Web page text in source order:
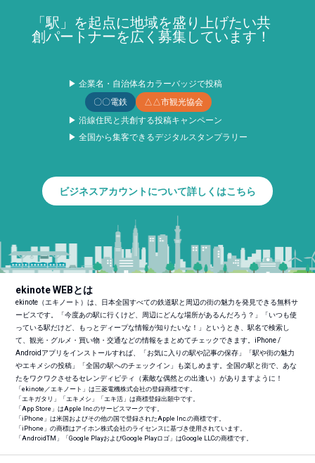
「駅」を起点に地域を盛り上げたい共
創パートナーを広く募集しています！
▶ 企業名・自治体名カラーバッジで投稿
〇〇電鉄
△△市観光協会
▶ 沿線住民と共創する投稿キャンペーン
▶ 全国から集客できるデジタルスタンプラリー
ビジネスアカウントについて詳しくはこちら
ekinote WEBとは
ekinote（エキノート）は、日本全国すべての鉄道駅と周辺の街の魅力を発見できる無料サ
ービスです。「今度あの駅に行くけど、周辺にどんな場所があるんだろう？」「いつも使
っている駅だけど、もっとディープな情報が知りたいな！」というとき、駅名で検索し
て、観光・グルメ・買い物・交通などの情報をまとめてチェックできます。iPhone /
Androidアプリをインストールすれば、「お気に入りの駅や記事の保存」「駅や街の魅力
やエキメシの投稿」「全国の駅へのチェックイン」も楽しめます。全国の駅と街で、あな
たをワクワクさせるセレンディピティ（素敵な偶然との出逢い）がありますように！
「ekinote／エキノート」は三菱電機株式会社の登録商標です。
「エキガタリ」「エキメシ」「エキ活」は商標登録出願中です。
「App Store」はApple Inc.のサービスマークです。
「iPhone」は米国およびその他の国で登録されたApple Inc.の商標です。
「iPhone」の商標はアイホン株式会社のライセンスに基づき使用されています。
「AndroidTM 」「Google PlayおよびGoogle Playロゴ」はGoogle LLCの商標です。